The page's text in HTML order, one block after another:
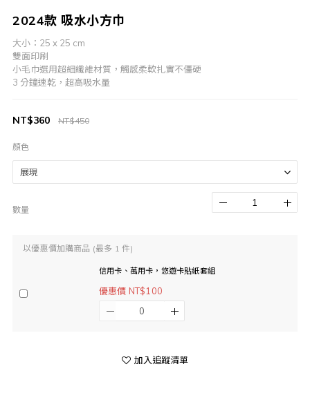
2024款 吸水小方巾
大小：25 x 25 cm
雙面印刷
小毛巾選用超細纖維材質，觸感柔軟扎實不僵硬
3 分鐘速乾，超高吸水量
NT$450
NT$360
顏色
數量
以優惠價加購商品 (最多 1 件)
信用卡、萬用卡，悠遊卡貼紙套組
優惠價 NT$100
加入追蹤清單